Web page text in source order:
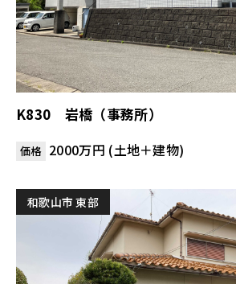
K830 岩橋（事務所）
価格 2000万円 (土地＋建物)
和歌山市 東部